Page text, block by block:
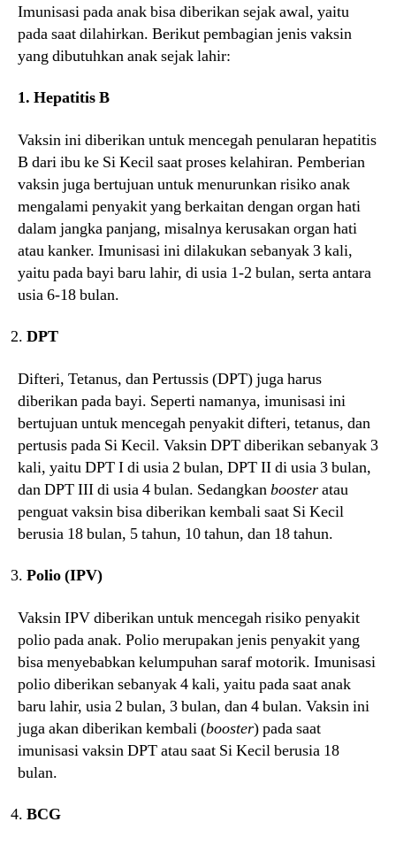
Imunisasi pada anak bisa diberikan sejak awal, yaitu
pada saat dilahirkan. Berikut pembagian jenis vaksin
yang dibutuhkan anak sejak lahir:
1. Hepatitis B
Vaksin ini diberikan untuk mencegah penularan hepatitis
B dari ibu ke Si Kecil saat proses kelahiran. Pemberian
vaksin juga bertujuan untuk menurunkan risiko anak
mengalami penyakit yang berkaitan dengan organ hati
dalam jangka panjang, misalnya kerusakan organ hati
atau kanker. Imunisasi ini dilakukan sebanyak 3 kali,
yaitu pada bayi baru lahir, di usia 1-2 bulan, serta antara
usia 6-18 bulan.
DPT
Difteri, Tetanus, dan Pertussis (DPT) juga harus
diberikan pada bayi. Seperti namanya, imunisasi ini
bertujuan untuk mencegah penyakit difteri, tetanus, dan
pertusis pada Si Kecil. Vaksin DPT diberikan sebanyak 3
kali, yaitu DPT I di usia 2 bulan, DPT II di usia 3 bulan,
dan DPT III di usia 4 bulan. Sedangkanboosteratau
penguat vaksin bisa diberikan kembali saat Si Kecil
berusia 18 bulan, 5 tahun, 10 tahun, dan 18 tahun.
Polio (IPV)
Vaksin IPV diberikan untuk mencegah risiko penyakit
polio pada anak. Polio merupakan jenis penyakit yang
bisa menyebabkan kelumpuhan saraf motorik. Imunisasi
polio diberikan sebanyak 4 kali, yaitu pada saat anak
baru lahir, usia 2 bulan, 3 bulan, dan 4 bulan. Vaksin ini
juga akan diberikan kembali (booster) pada saat
imunisasi vaksin DPT atau saat Si Kecil berusia 18
bulan.
BCG